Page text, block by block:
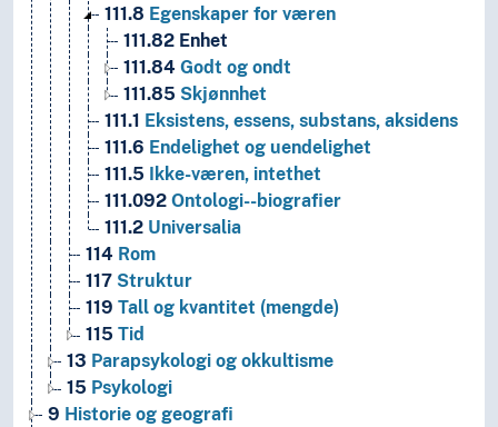
111.8 Egenskaper for væren
111.82 Enhet
111.84 Godt og ondt
111.85 Skjønnhet
111.1 Eksistens, essens, substans, aksidens
111.6 Endelighet og uendelighet
111.5 Ikke-væren, intethet
111.092 Ontologi--biografier
111.2 Universalia
114 Rom
117 Struktur
119 Tall og kvantitet (mengde)
115 Tid
13 Parapsykologi og okkultisme
15 Psykologi
9 Historie og geografi